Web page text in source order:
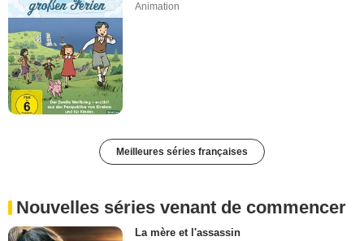
Animation
Meilleures séries françaises
Nouvelles séries venant de commencer
La mère et l'assassin